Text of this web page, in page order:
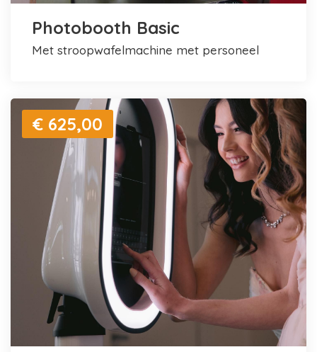
Photobooth Basic
met stroopwafelmachine met personeel
€ 625,00